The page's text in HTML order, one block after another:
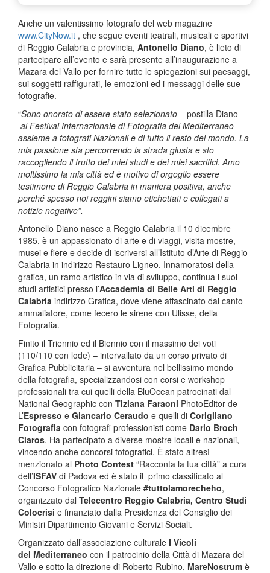
Anche un valentissimo fotografo del web magazine
www.CityNow.it , che segue eventi teatrali, musicali e sportivi
di Reggio Calabria e provincia, Antonello Diano, è lieto di
partecipare all’evento e sarà presente all’inaugurazione a
Mazara del Vallo per fornire tutte le spiegazioni sui paesaggi,
sui soggetti raffigurati, le emozioni ed i messaggi delle sue
fotografie.
“Sono onorato di essere stato selezionato – postilla Diano –
al Festival Internazionale di Fotografia del Mediterraneo
assieme a fotografi Nazionali e di tutto il resto del mondo. La
mia passione sta percorrendo la strada giusta e sto
raccogliendo il frutto dei miei studi e dei miei sacrifici. Amo
moltissimo la mia città ed è motivo di orgoglio essere
testimone di Reggio Calabria in maniera positiva, anche
perché spesso noi reggini siamo etichettati e collegati a
notizie negative”.
Antonello Diano nasce a Reggio Calabria il 10 dicembre
1985, è un appassionato di arte e di viaggi, visita mostre,
musei e fiere e decide di iscriversi all’Istituto d’Arte di Reggio
Calabria in indirizzo Restauro Ligneo. Innamoratosi della
grafica, un ramo artistico in via di sviluppo, continua i suoi
studi artistici presso l’Accademia di Belle Arti di Reggio
Calabria indirizzo Grafica, dove viene affascinato dal canto
ammaliatore, come fecero le sirene con Ulisse, della
Fotografia.
Finito il Triennio ed il Biennio con il massimo dei voti
(110/110 con lode) – intervallato da un corso privato di
Grafica Pubblicitaria – si avventura nel bellissimo mondo
della fotografia, specializzandosi con corsi e workshop
professionali tra cui quelli della BluOcean patrocinati dal
National Geographic con Tiziana Faraoni PhotoEditor de
L’Espresso e Giancarlo Ceraudo e quelli di Corigliano
Fotografia con fotografi professionisti come Dario Broch
Ciaros. Ha partecipato a diverse mostre locali e nazionali,
vincendo anche concorsi fotografici. È stato altresì
menzionato al Photo Contest “Racconta la tua città” a cura
dell’ISFAV di Padova ed è stato il primo classificato al
Concorso Fotografico Nazionale #tuttolamorecheho,
organizzato dal Telecentro Reggio Calabria, Centro Studi
Colocrisi e finanziato dalla Presidenza del Consiglio dei
Ministri Dipartimento Giovani e Servizi Sociali.
Organizzato dall’associazione culturale I Vicoli
del Mediterraneo con il patrocinio della Città di Mazara del
Vallo e sotto la direzione di Roberto Ru­bino, MareNostrum è